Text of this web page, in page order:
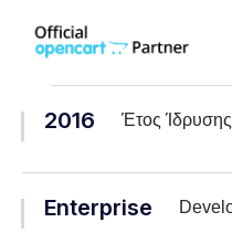
2016 Έτος Ίδρυσης
Enterprise